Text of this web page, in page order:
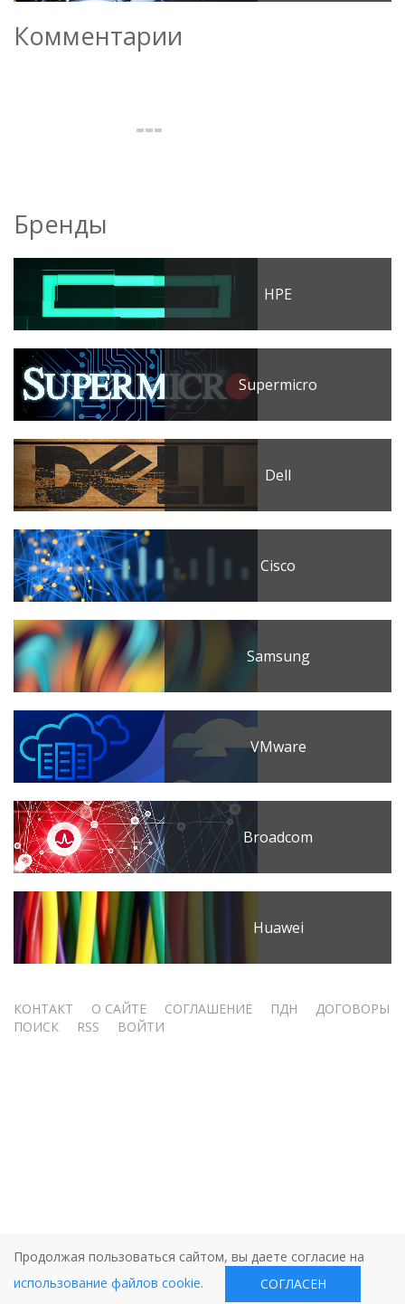
Комментарии
Бренды
HPE
Supermicro
Dell
Cisco
Samsung
VMware
Broadcom
Huawei
Меню
КОНТАКТ О САЙТЕ СОГЛАШЕНИЕ ПДН
ДОГОВОРЫ
ПОИСК
RSS ВОЙТИ
Продолжая пользоваться сайтом, вы даете согласие на
использование файлов cookie. СОГЛАСЕН